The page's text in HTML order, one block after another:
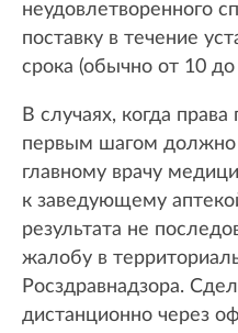
неудовлетворенного
поставку в течение
срока (обычно от 10
В случаях, когда
первым шагом должно
главному врачу
к заведующему
результата не
жалобу в
Росздравнадзора.
дистанционно через